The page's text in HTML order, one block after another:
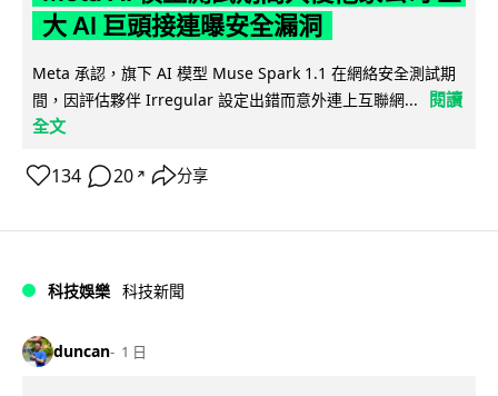
大 AI 巨頭接連曝安全漏洞
Meta 承認，旗下 AI 模型 Muse Spark 1.1 在網絡安全測試期
間，因評估夥伴 Irregular 設定出錯而意外連上互聯網...
閱讀
全文
134 20 ↗ 分享
科技娛樂 科技新聞
duncan 1 日